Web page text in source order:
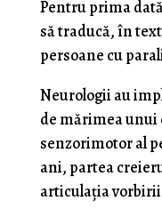
Pentru prima
să traducă, în
persoane cu
Neurologii au
de mărimea unui
senzorimotor al
ani, partea
articulația